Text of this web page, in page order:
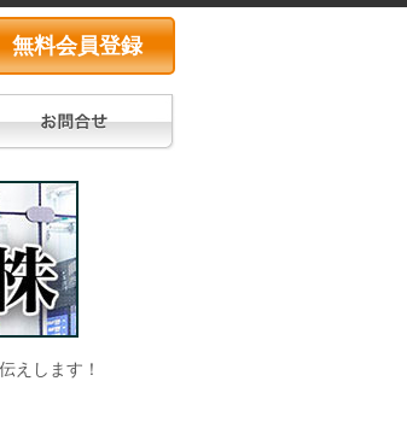
無料会員登録
えします！